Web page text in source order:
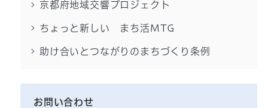
京都府地域交響プロジェクト
ちょっと新しい まち活MTG
助け合いとつながりのまちづくり条例
お問い合わせ